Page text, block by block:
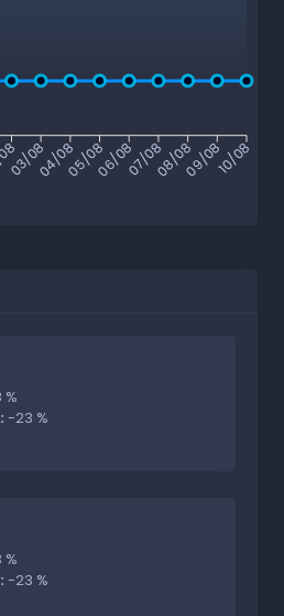
03/0804/0805/0806/0807/0808/0809/0810/08
-23 %
-23 %